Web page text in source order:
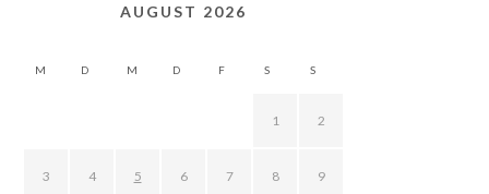
AUGUST 2026
M D M D F S S
1 2
3 4 5 6 7 8 9